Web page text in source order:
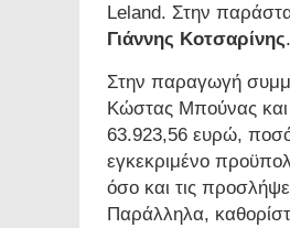
Leland. Στην
Γιάννης Κοτσαρίνης.
Στην παραγωγή
Κώστας Μπούνας
63.923,56 ευρώ, ποσό
εγκεκριμένο
όσο και τις
Παράλληλα,